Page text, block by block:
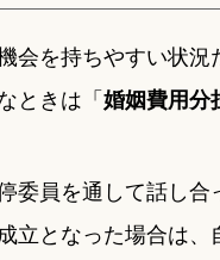
会を持ちやすい状
ときは「婚姻費用分
委員を通して話し
立となった場合は、